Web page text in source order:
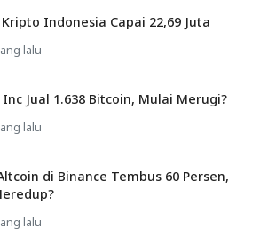
Indonesia Capai 22,69 Juta
lalu
Jual 1.638 Bitcoin, Mulai Merugi?
lalu
di Binance Tembus 60 Persen,
lalu